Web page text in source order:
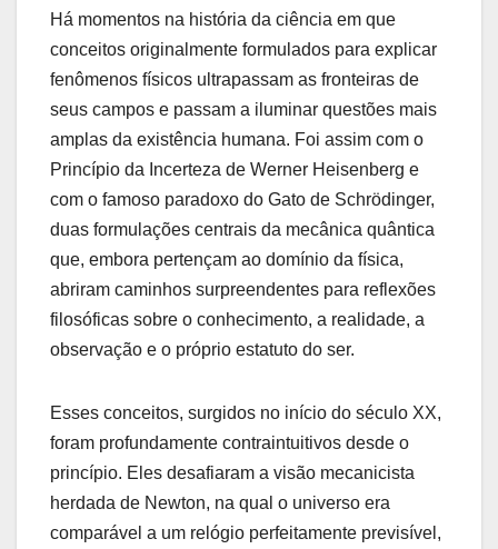
Há momentos na história da ciência em que
conceitos originalmente formulados para explicar
fenômenos físicos ultrapassam as fronteiras de
seus campos e passam a iluminar questões mais
amplas da existência humana. Foi assim com o
Princípio da Incerteza de Werner Heisenberg e
com o famoso paradoxo do Gato de Schrödinger,
duas formulações centrais da mecânica quântica
que, embora pertençam ao domínio da física,
abriram caminhos surpreendentes para reflexões
filosóficas sobre o conhecimento, a realidade, a
observação e o próprio estatuto do ser.
Esses conceitos, surgidos no início do século XX,
foram profundamente contraintuitivos desde o
princípio. Eles desafiaram a visão mecanicista
herdada de Newton, na qual o universo era
comparável a um relógio perfeitamente previsível,